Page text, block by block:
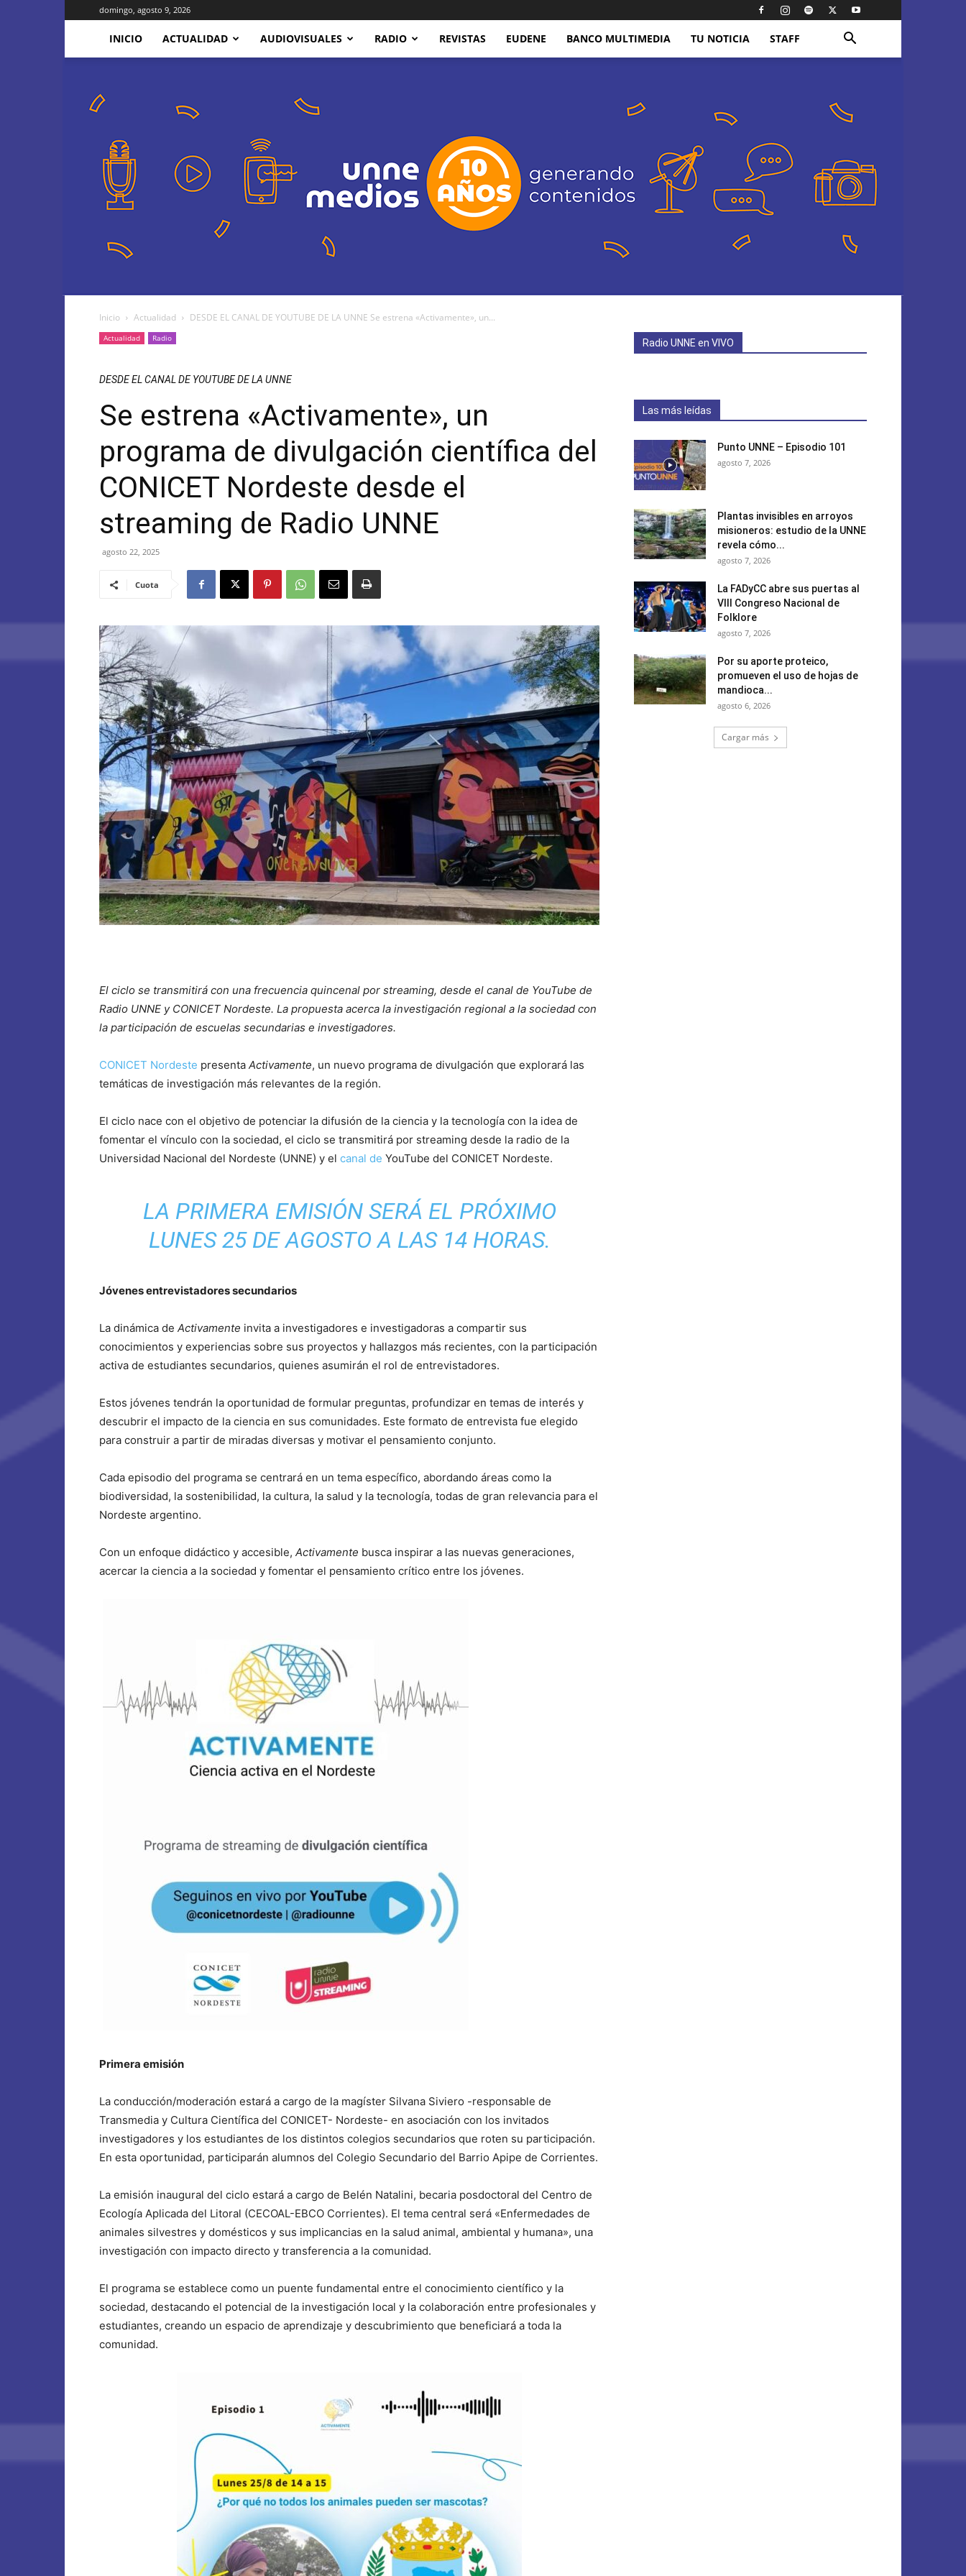
domingo, agosto 9, 2026
INICIO ACTUALIDAD AUDIOVISUALES RADIO REVISTAS EUDENE BANCO MULTIMEDIA TU NOTICIA STAFF
Inicio Actualidad DESDE EL CANAL DE YOUTUBE DE LA UNNE Se estrena «Activamente», un...
Actualidad Radio
DESDE EL CANAL DE YOUTUBE DE LA UNNE
Se estrena «Activamente», un
programa de divulgación científica del
CONICET Nordeste desde el
streaming de Radio UNNE
agosto 22, 2025
Cuota
El ciclo se transmitirá con una frecuencia quincenal por streaming, desde el canal de YouTube de
Radio UNNE y CONICET Nordeste. La propuesta acerca la investigación regional a la sociedad con
la participación de escuelas secundarias e investigadores.
CONICET Nordeste presenta Activamente, un nuevo programa de divulgación que explorará las
temáticas de investigación más relevantes de la región.
El ciclo nace con el objetivo de potenciar la difusión de la ciencia y la tecnología con la idea de
fomentar el vínculo con la sociedad, el ciclo se transmitirá por streaming desde la radio de la
Universidad Nacional del Nordeste (UNNE) y el canal de YouTube del CONICET Nordeste.
LA PRIMERA EMISIÓN SERÁ EL PRÓXIMO
LUNES 25 DE AGOSTO A LAS 14 HORAS.
Jóvenes entrevistadores secundarios
La dinámica de Activamente invita a investigadores e investigadoras a compartir sus
conocimientos y experiencias sobre sus proyectos y hallazgos más recientes, con la participación
activa de estudiantes secundarios, quienes asumirán el rol de entrevistadores.
Estos jóvenes tendrán la oportunidad de formular preguntas, profundizar en temas de interés y
descubrir el impacto de la ciencia en sus comunidades. Este formato de entrevista fue elegido
para construir a partir de miradas diversas y motivar el pensamiento conjunto.
Cada episodio del programa se centrará en un tema específico, abordando áreas como la
biodiversidad, la sostenibilidad, la cultura, la salud y la tecnología, todas de gran relevancia para el
Nordeste argentino.
Con un enfoque didáctico y accesible, Activamente busca inspirar a las nuevas generaciones,
acercar la ciencia a la sociedad y fomentar el pensamiento crítico entre los jóvenes.
Primera emisión
La conducción/moderación estará a cargo de la magíster Silvana Siviero -responsable de
Transmedia y Cultura Científica del CONICET- Nordeste- en asociación con los invitados
investigadores y los estudiantes de los distintos colegios secundarios que roten su participación.
En esta oportunidad, participarán alumnos del Colegio Secundario del Barrio Apipe de Corrientes.
La emisión inaugural del ciclo estará a cargo de Belén Natalini, becaria posdoctoral del Centro de
Ecología Aplicada del Litoral (CECOAL-EBCO Corrientes). El tema central será «Enfermedades de
animales silvestres y domésticos y sus implicancias en la salud animal, ambiental y humana», una
investigación con impacto directo y transferencia a la comunidad.
El programa se establece como un puente fundamental entre el conocimiento científico y la
sociedad, destacando el potencial de la investigación local y la colaboración entre profesionales y
estudiantes, creando un espacio de aprendizaje y descubrimiento que beneficiará a toda la
comunidad.
Radio UNNE en VIVO
Las más leídas
Punto UNNE – Episodio 101
agosto 7, 2026
Plantas invisibles en arroyos
misioneros: estudio de la UNNE
revela cómo...
agosto 7, 2026
La FADyCC abre sus puertas al
VIII Congreso Nacional de
Folklore
agosto 7, 2026
Por su aporte proteico,
promueven el uso de hojas de
mandioca...
agosto 6, 2026
Cargar más